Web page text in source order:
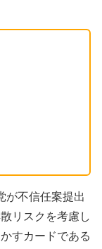
が不信任案提出
リスクを考慮し
すカードである